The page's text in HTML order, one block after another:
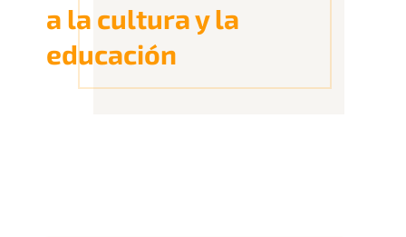
a la cultura y la
educación